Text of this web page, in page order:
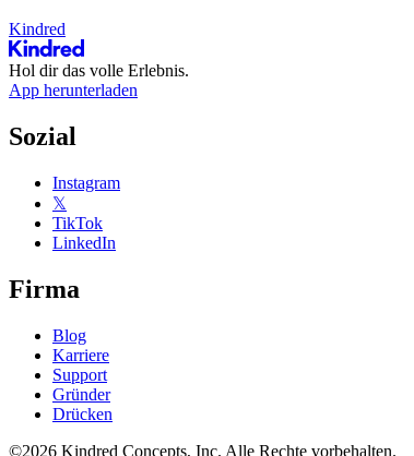
Kindred
Hol dir das volle Erlebnis.
App herunterladen
Sozial
Instagram
𝕏
TikTok
LinkedIn
Firma
Blog
Karriere
Support
Gründer
Drücken
©2026 Kindred Concepts, Inc. Alle Rechte vorbehalten.